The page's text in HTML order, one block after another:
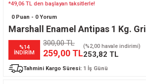
*49,06 TL den başlayan taksitlerle!
0 Puan - 0 Yorum
Marshall Enamel Antipas 1 Kg. Gri
%14
İNDİRİM
300,00 TL
259,00 TL
(%2,00 havale indirimi)
253,82 TL
Tahmini Kargo Süresi: 1 İş Günü